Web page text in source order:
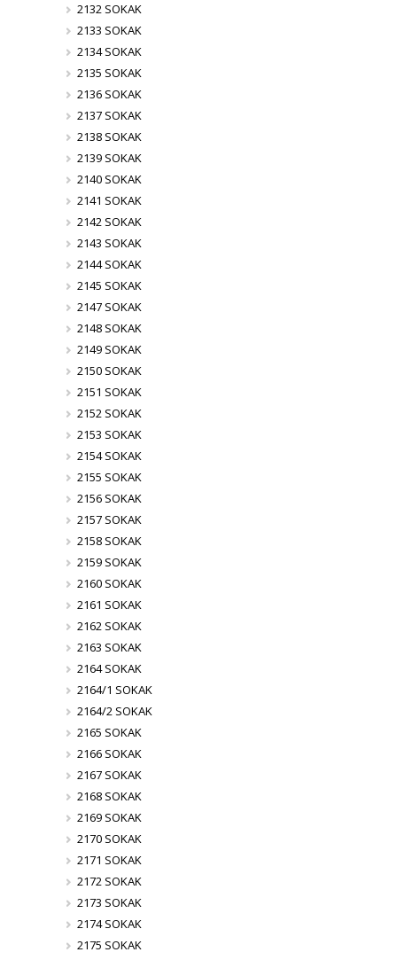
2132 SOKAK
2133 SOKAK
2134 SOKAK
2135 SOKAK
2136 SOKAK
2137 SOKAK
2138 SOKAK
2139 SOKAK
2140 SOKAK
2141 SOKAK
2142 SOKAK
2143 SOKAK
2144 SOKAK
2145 SOKAK
2147 SOKAK
2148 SOKAK
2149 SOKAK
2150 SOKAK
2151 SOKAK
2152 SOKAK
2153 SOKAK
2154 SOKAK
2155 SOKAK
2156 SOKAK
2157 SOKAK
2158 SOKAK
2159 SOKAK
2160 SOKAK
2161 SOKAK
2162 SOKAK
2163 SOKAK
2164 SOKAK
2164/1 SOKAK
2164/2 SOKAK
2165 SOKAK
2166 SOKAK
2167 SOKAK
2168 SOKAK
2169 SOKAK
2170 SOKAK
2171 SOKAK
2172 SOKAK
2173 SOKAK
2174 SOKAK
2175 SOKAK